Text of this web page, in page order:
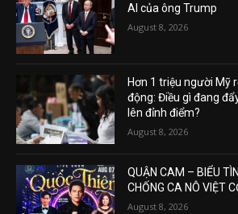
AI của ông Trump
August 8, 2026
Hơn 1 triệu người Mỹ
động: Điều gì đang
lên đỉnh điểm?
August 8, 2026
QUẬN CAM – BIỂU
CHỐNG CA NÔ VIỆT
August 8, 2026